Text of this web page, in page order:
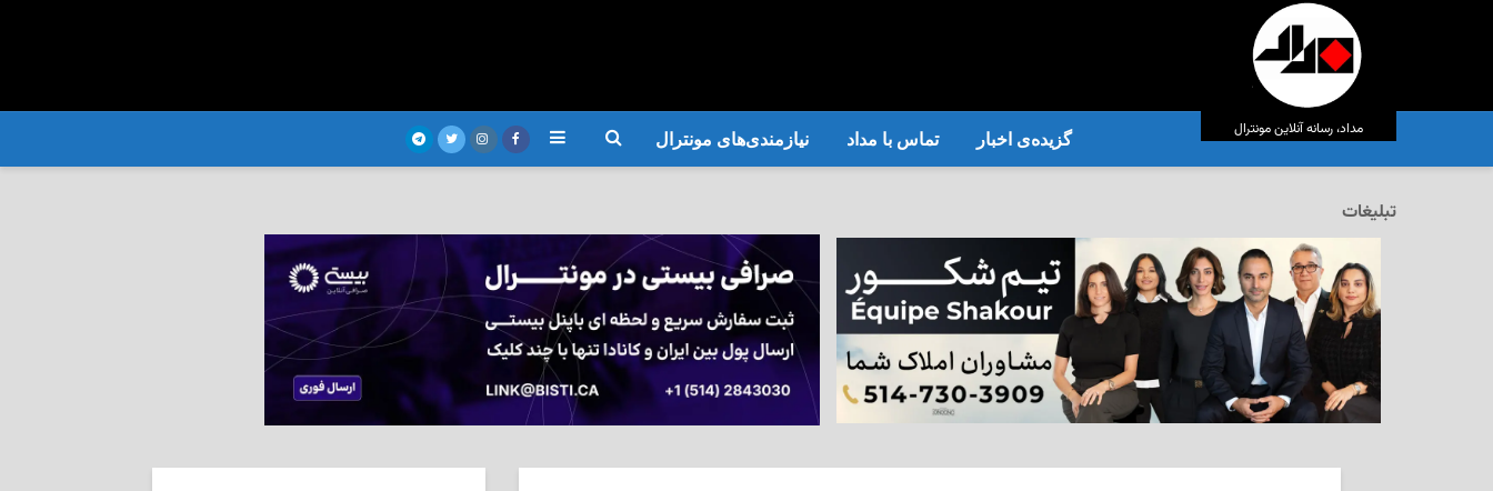
مداد، رسانه آنلاین مونترال گزیده‌ی‌ اخبار تماس با مداد نیازمندی‌های مونترال
تبلیغات